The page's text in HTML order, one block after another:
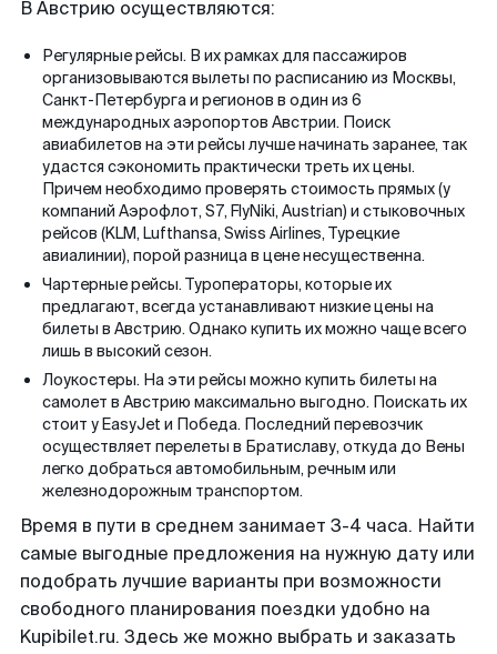
В Австрию осуществляются:
Регулярные рейсы. В их рамках для пассажиров
организовываются вылеты по расписанию из Москвы,
Санкт-Петербурга и регионов в один из 6
международных аэропортов Австрии. Поиск
авиабилетов на эти рейсы лучше начинать заранее, так
удастся сэкономить практически треть их цены.
Причем необходимо проверять стоимость прямых (у
компаний Аэрофлот, S7, FlyNiki, Austrian) и стыковочных
рейсов (KLM, Lufthansa, Swiss Airlines, Турецкие
авиалинии), порой разница в цене несущественна.
Чартерные рейсы. Туроператоры, которые их
предлагают, всегда устанавливают низкие цены на
билеты в Австрию. Однако купить их можно чаще всего
лишь в высокий сезон.
Лоукостеры. На эти рейсы можно купить билеты на
самолет в Австрию максимально выгодно. Поискать их
стоит у EasyJet и Победа. Последний перевозчик
осуществляет перелеты в Братиславу, откуда до Вены
легко добраться автомобильным, речным или
железнодорожным транспортом.
Время в пути в среднем занимает 3-4 часа. Найти
самые выгодные предложения на нужную дату или
подобрать лучшие варианты при возможности
свободного планирования поездки удобно на
Kupibilet.ru. Здесь же можно выбрать и заказать